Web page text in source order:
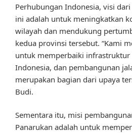
Perhubungan Indonesia, visi
ini adalah untuk meningkatkan
wilayah dan mendukung
kedua provinsi tersebut. “Kami
untuk memperbaiki infrastruktur
Indonesia, dan pembangunan
merupakan bagian dari upaya
Budi.
Sementara itu, misi
Panarukan adalah untuk